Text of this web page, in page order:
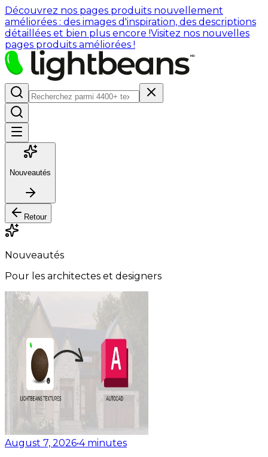
Découvrez nos pages produits nouvellement
améliorées : des images d'inspiration, des descriptions
détaillées et bien plus encore !Visitez nos nouvelles
pages produits améliorées !
Nouveautés
Retour
Nouveautés
Pour les architectes et designers
August 7, 2026•4 minutes